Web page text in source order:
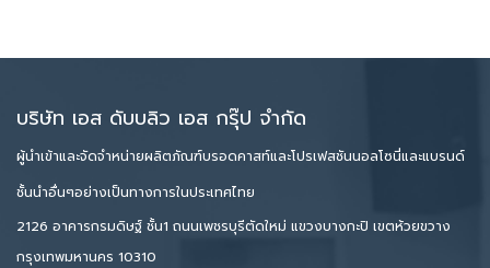
บริษัท เอส ดับบลิว เอส กรุ๊ป จำกัด
ผู้นำเข้าและจัดจำหน่ายผลิตภัณฑ์บรอดคาสท์และโปรเฟสชันนอลโซนี่และแบรนด์
ชั้นนำอื่นๆอย่างเป็นทางการในประเทศไทย
2126 อาคารกรมดิษฐ์ ชั้น1 ถนนเพชรบุรีตัดใหม่ แขวงบางกะปิ เขตห้วยขวาง
กรุงเทพมหานคร 10310